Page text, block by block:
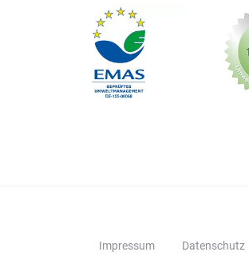
Impressum Datenschutz